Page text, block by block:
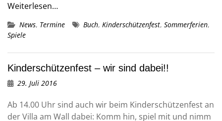
Weiterlesen…
News, Termine Buch, Kinderschützenfest, Sommerferien,
Spiele
Kinderschützenfest – wir sind dabei!!
29. Juli 2016
Ab 14.00 Uhr sind auch wir beim Kinderschützenfest an
der Villa am Wall dabei: Komm hin, spiel mit und nimm